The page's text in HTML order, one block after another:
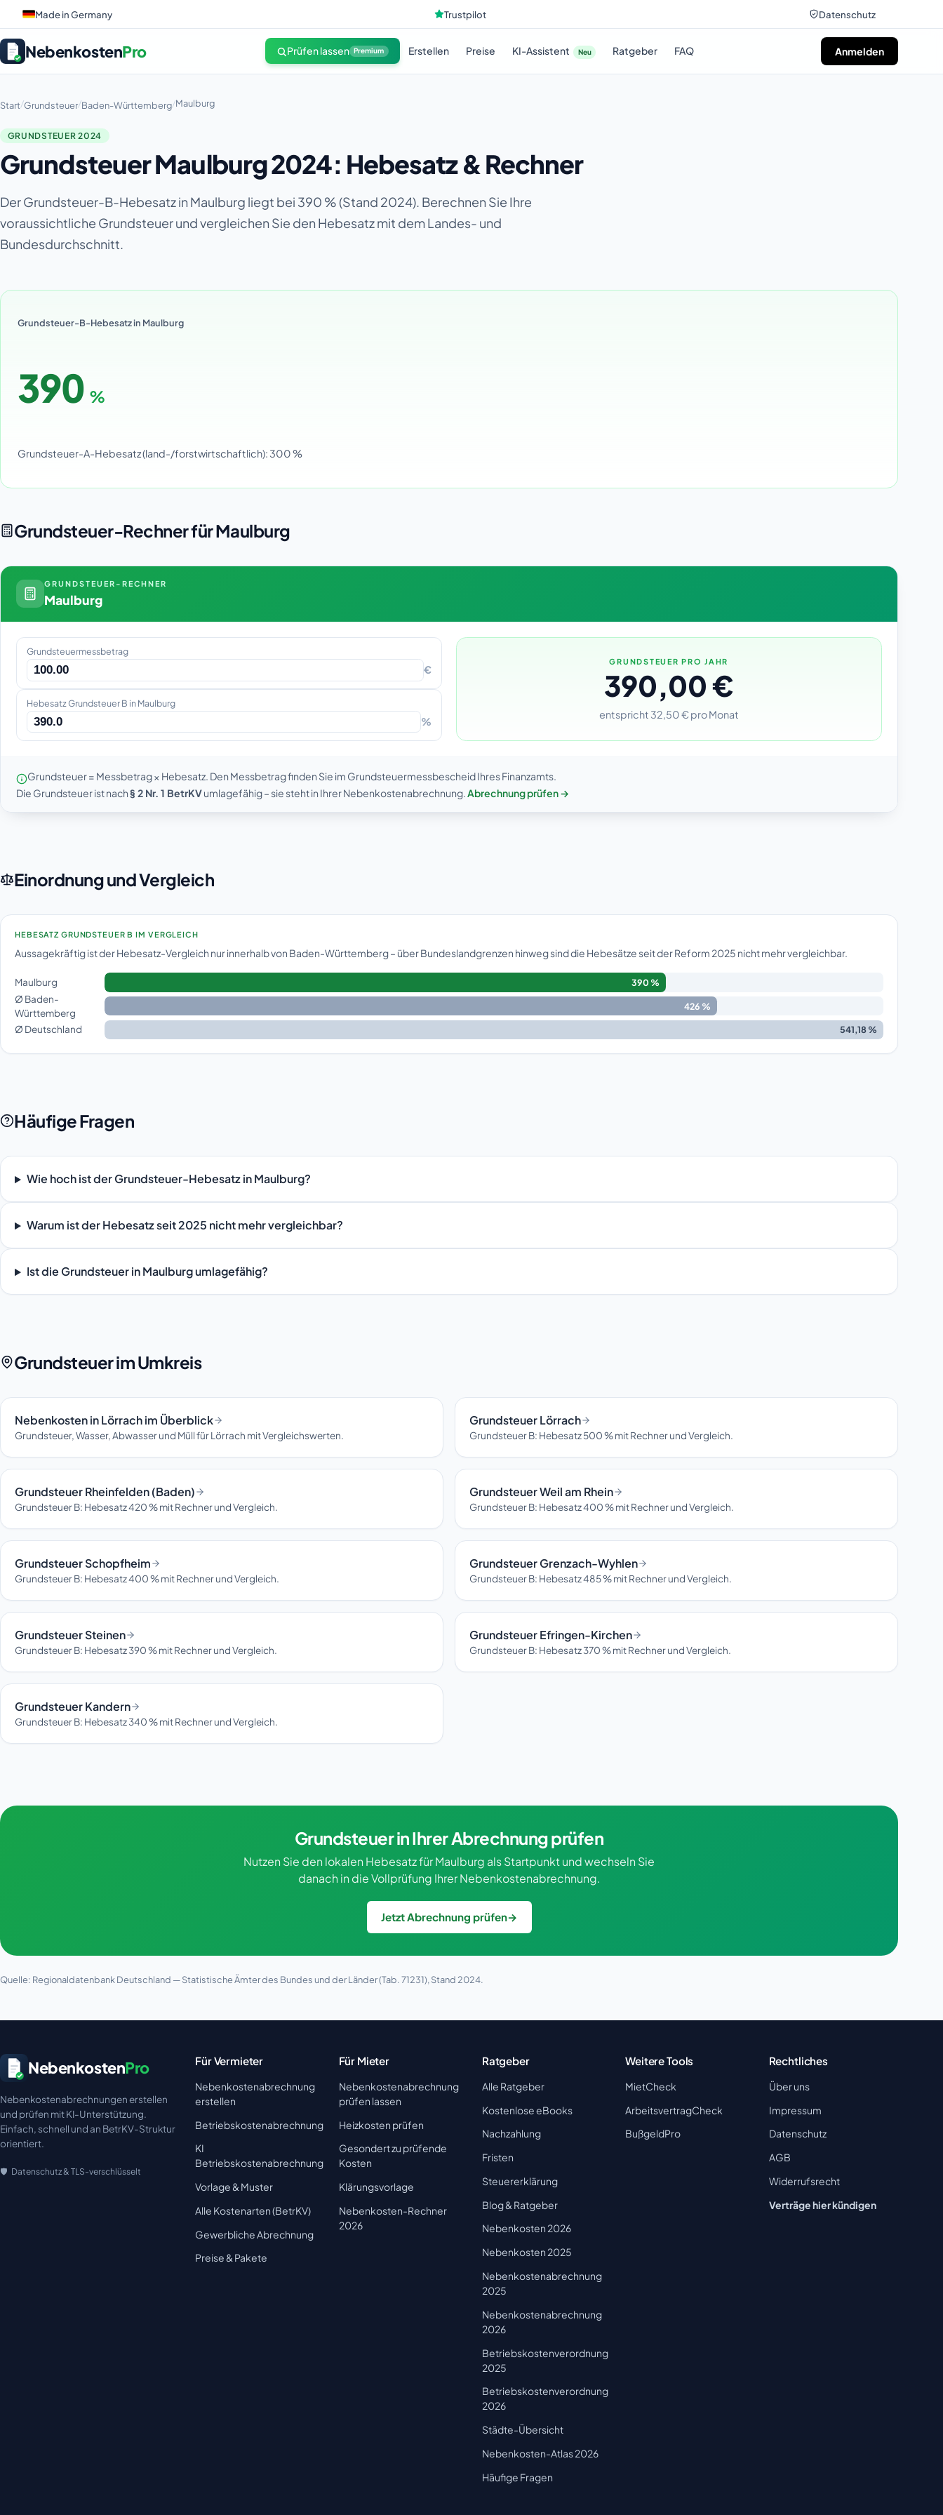
Made in Germany Trustpilot Datenschutz
NebenkostenPro Prüfen lassen Premium Erstellen Preise KI-Assistent Neu Ratgeber FAQ Anmelden
Start/Grundsteuer/Baden-Württemberg/Maulburg
GRUNDSTEUER 2024
Grundsteuer Maulburg 2024: Hebesatz & Rechner
Der Grundsteuer-B-Hebesatz in Maulburg liegt bei 390 % (Stand 2024). Berechnen Sie Ihre
voraussichtliche Grundsteuer und vergleichen Sie den Hebesatz mit dem Landes- und
Bundesdurchschnitt.
Grundsteuer-B-Hebesatz in Maulburg
390 %
Grundsteuer-A-Hebesatz (land-/forstwirtschaftlich): 300 %
Grundsteuer-Rechner für Maulburg
GRUNDSTEUER-RECHNER
Maulburg
Grundsteuermessbetrag
€
Hebesatz Grundsteuer B in Maulburg
%
GRUNDSTEUER PRO JAHR
390,00 €
entspricht 32,50 € pro Monat
Grundsteuer = Messbetrag × Hebesatz. Den Messbetrag finden Sie im Grundsteuermessbescheid Ihres Finanzamts.
Die Grundsteuer ist nach§ 2 Nr. 1 BetrKVumlagefähig – sie steht in Ihrer Nebenkostenabrechnung.Abrechnung prüfen →
Einordnung und Vergleich
HEBESATZ GRUNDSTEUER B IM VERGLEICH
Aussagekräftig ist der Hebesatz-Vergleich nur innerhalb von Baden-Württemberg – über Bundeslandgrenzen hinweg sind die Hebesätze seit der Reform 2025 nicht mehr vergleichbar.
Maulburg 390 %
Ø Baden-
Württemberg
426 %
Ø Deutschland 541,18 %
Häufige Fragen
Wie hoch ist der Grundsteuer-Hebesatz in Maulburg?
Warum ist der Hebesatz seit 2025 nicht mehr vergleichbar?
Ist die Grundsteuer in Maulburg umlagefähig?
Grundsteuer im Umkreis
Nebenkosten in Lörrach im Überblick
Grundsteuer, Wasser, Abwasser und Müll für Lörrach mit Vergleichswerten.
Grundsteuer Lörrach
Grundsteuer B: Hebesatz 500 % mit Rechner und Vergleich.
Grundsteuer Rheinfelden (Baden)
Grundsteuer B: Hebesatz 420 % mit Rechner und Vergleich.
Grundsteuer Weil am Rhein
Grundsteuer B: Hebesatz 400 % mit Rechner und Vergleich.
Grundsteuer Schopfheim
Grundsteuer B: Hebesatz 400 % mit Rechner und Vergleich.
Grundsteuer Grenzach-Wyhlen
Grundsteuer B: Hebesatz 485 % mit Rechner und Vergleich.
Grundsteuer Steinen
Grundsteuer B: Hebesatz 390 % mit Rechner und Vergleich.
Grundsteuer Efringen-Kirchen
Grundsteuer B: Hebesatz 370 % mit Rechner und Vergleich.
Grundsteuer Kandern
Grundsteuer B: Hebesatz 340 % mit Rechner und Vergleich.
Grundsteuer in Ihrer Abrechnung prüfen
Nutzen Sie den lokalen Hebesatz für Maulburg als Startpunkt und wechseln Sie
danach in die Vollprüfung Ihrer Nebenkostenabrechnung.
Jetzt Abrechnung prüfen→
Quelle: Regionaldatenbank Deutschland — Statistische Ämter des Bundes und der Länder (Tab. 71231), Stand 2024.
NebenkostenPro
Nebenkostenabrechnungen erstellen
und prüfen mit KI-Unterstützung.
Einfach, schnell und an BetrKV-Struktur
orientiert.
Datenschutz & TLS-verschlüsselt
Für Vermieter
Nebenkostenabrechnung
erstellen
Betriebskostenabrechnung
KI
Betriebskostenabrechnung
Vorlage & Muster
Alle Kostenarten (BetrKV)
Gewerbliche Abrechnung
Preise & Pakete
Für Mieter
Nebenkostenabrechnung
prüfen lassen
Heizkosten prüfen
Gesondert zu prüfende
Kosten
Klärungsvorlage
Nebenkosten-Rechner
2026
Ratgeber
Alle Ratgeber
Kostenlose eBooks
Nachzahlung
Fristen
Steuererklärung
Blog & Ratgeber
Nebenkosten 2026
Nebenkosten 2025
Nebenkostenabrechnung
2025
Nebenkostenabrechnung
2026
Betriebskostenverordnung
2025
Betriebskostenverordnung
2026
Städte-Übersicht
Nebenkosten-Atlas 2026
Häufige Fragen
Weitere Tools
MietCheck
ArbeitsvertragCheck
BußgeldPro
Rechtliches
Über uns
Impressum
Datenschutz
AGB
Widerrufsrecht
Verträge hier kündigen